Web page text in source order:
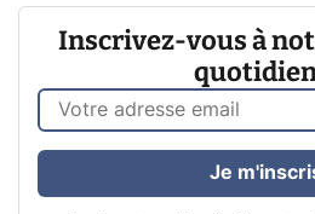
Inscrivez-vous à
Je